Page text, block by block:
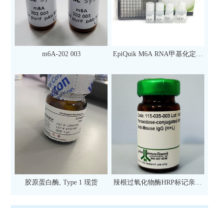
m6A-202 003
EpiQuik M6A RNA甲基化定量
次）
胶原蛋白酶, Type 1 现货
辣根过氧化物酶HRP标记亲和
抗 现货